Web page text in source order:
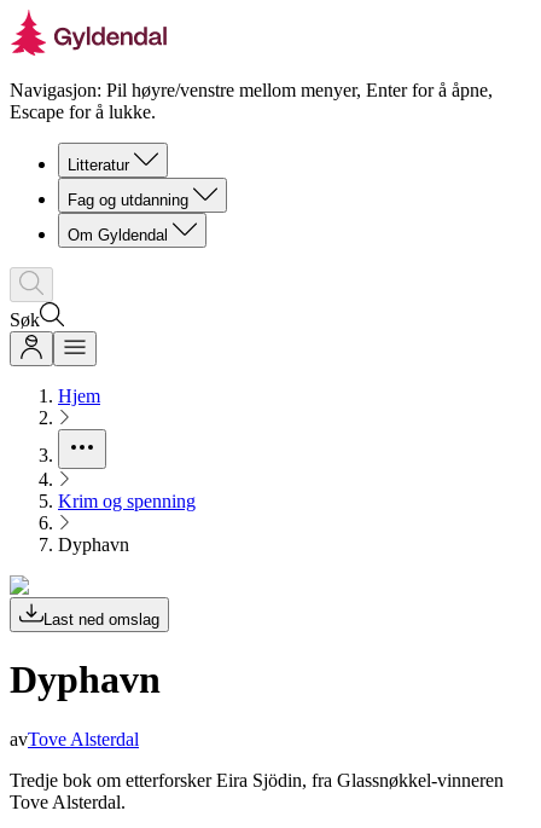
Navigasjon: Pil høyre/venstre mellom menyer, Enter for å åpne,
Escape for å lukke.
Litteratur
Fag og utdanning
Om Gyldendal
Søk
Hjem
Krim og spenning
Dyphavn
Last ned omslag
Dyphavn
avTove Alsterdal
Tredje bok om etterforsker Eira Sjödin, fra Glassnøkkel-vinneren
Tove Alsterdal.